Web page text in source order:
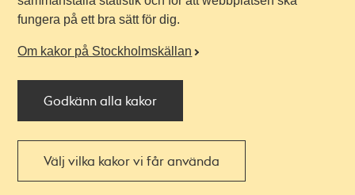
fungera på ett bra sätt för dig.
Om kakor på Stockholmskällan
Godkänn alla kakor
Välj vilka kakor vi får använda